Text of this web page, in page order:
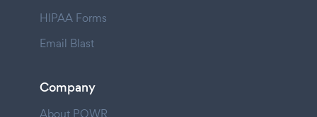
HIPAA Forms
Email Blast
Company
About POWR